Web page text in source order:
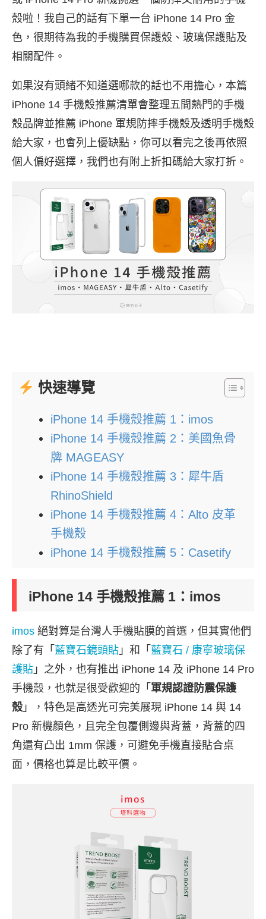
殼啦！我自己的話有下單一台 iPhone 14 Pro 金
色，很期待為我的手機購買保護殼、玻璃保護貼及
相關配件。
如果沒有頭緒不知道選哪款的話也不用擔心，本篇
iPhone 14 手機殼推薦清單會整理五間熱門的手機
殼品牌並推薦 iPhone 軍規防摔手機殼及透明手機殼
給大家，也會列上優缺點，你可以看完之後再依照
個人偏好選擇，我們也有附上折扣碼給大家打折。
快速導覽
iPhone 14 手機殼推薦 1：imos
iPhone 14 手機殼推薦 2：美國魚骨
牌 MAGEASY
iPhone 14 手機殼推薦 3：犀牛盾
RhinoShield
iPhone 14 手機殼推薦 4：Alto 皮革
手機殼
iPhone 14 手機殼推薦 5：Casetify
iPhone 14 手機殼推薦 1：imos
imos 絕對算是台灣人手機貼膜的首選，但其實他們
除了有「 藍寶石鏡頭貼 」和「 藍寶石 / 康寧玻璃保
護貼 」之外，也有推出 iPhone 14 及 iPhone 14 Pro
手機殼，也就是很受歡迎的「 軍規認證防震保護
殼 」，特色是高透光可完美展現 iPhone 14 與 14
Pro 新機顏色，且完全包覆側邊與背蓋，背蓋的四
角還有凸出 1mm 保護，可避免手機直接貼合桌
面，價格也算是比較平價。